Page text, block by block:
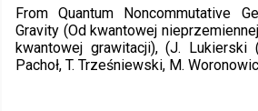
From Quantum Noncommutative
Gravity (Od kwantowej
kwantowej grawitacji), (J. Lukierski
Pachoł, T. Trześniewski, M.